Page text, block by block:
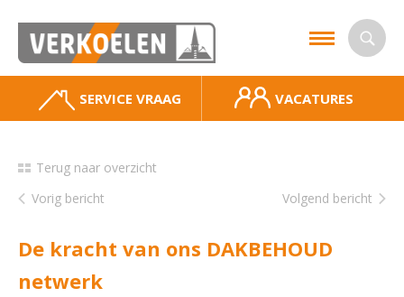
SERVICE VRAAG VACATURES
Terug naar overzicht
Vorig bericht
Volgend bericht
De kracht van ons DAKBEHOUD
netwerk